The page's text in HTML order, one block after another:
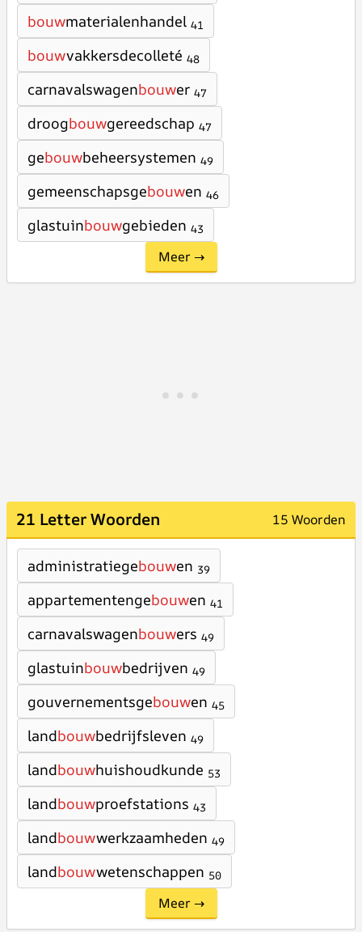
bouwmaterialenhandel 41
bouwvakkersdecolleté 48
carnavalswagenbouwer 47
droogbouwgereedschap 47
gebouwbeheersystemen 49
gemeenschapsgebouwen 46
glastuinbouwgebieden 43
Meer →
21 Letter Woorden 15 Woorden
administratiegebouwen 39
appartementengebouwen 41
carnavalswagenbouwers 49
glastuinbouwbedrijven 49
gouvernementsgebouwen 45
landbouwbedrijfsleven 49
landbouwhuishoudkunde 53
landbouwproefstations 43
landbouwwerkzaamheden 49
landbouwwetenschappen 50
Meer →